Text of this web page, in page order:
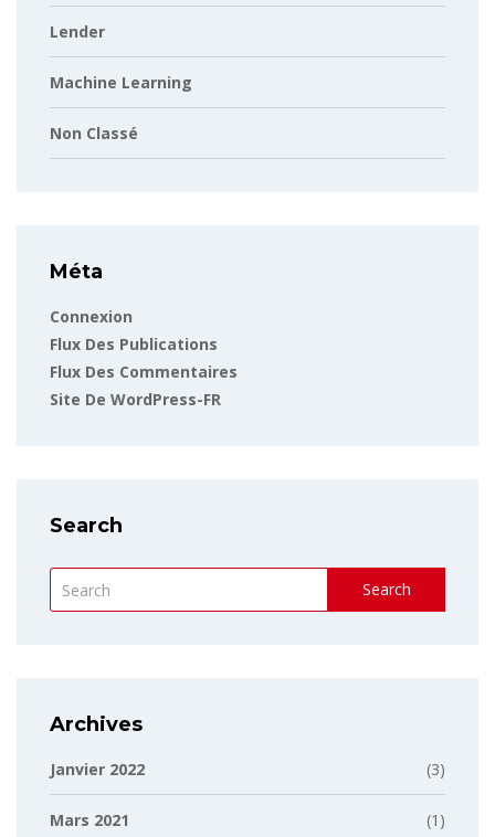
Lender
Machine Learning
Non Classé
Méta
Connexion
Flux Des Publications
Flux Des Commentaires
Site De WordPress-FR
Search
Search
Archives
Janvier 2022 (3)
Mars 2021 (1)